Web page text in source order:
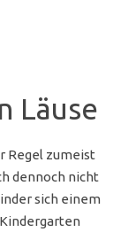
Läuse
Regel zumeist
dennoch nicht
sich einem